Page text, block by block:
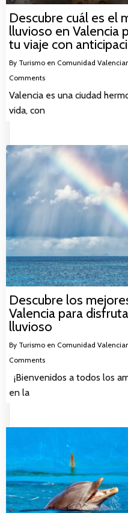
Descubre cuál es el
lluvioso en Valencia
tu viaje con
By Turismo en Comunidad
Comments
Valencia es una ciudad
vida, con
Descubre los
Valencia para
lluvioso
By Turismo en Comunidad
Comments
¡Bienvenidos a todos los
en la